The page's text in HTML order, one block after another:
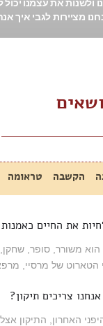
ולשנות את עצמנו
מציירות לגבי איך
הקשבה טראומה
את החיים כאמנות
הוא משורר, סופר,
של מרסיי,
צריכים תיקון?
האחרון, התיקון אצל